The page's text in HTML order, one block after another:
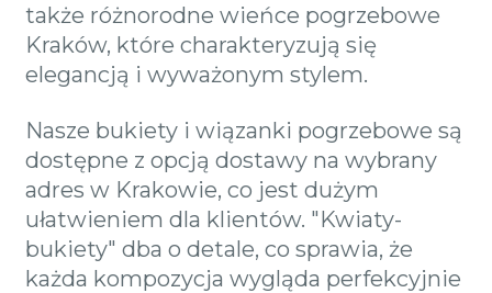
także różnorodne wieńce pogrzebowe
Kraków, które charakteryzują się
elegancją i wyważonym stylem.
Nasze bukiety i wiązanki pogrzebowe są
dostępne z opcją dostawy na wybrany
adres w Krakowie, co jest dużym
ułatwieniem dla klientów. "Kwiaty-
bukiety" dba o detale, co sprawia, że
każda kompozycja wygląda perfekcyjnie